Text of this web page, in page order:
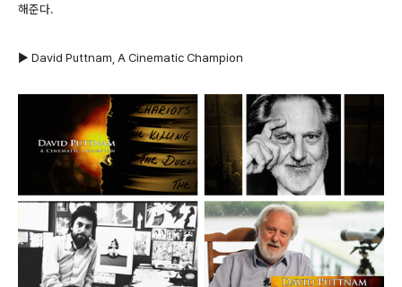
해준다.
▶ David Puttnam, A Cinematic Champion